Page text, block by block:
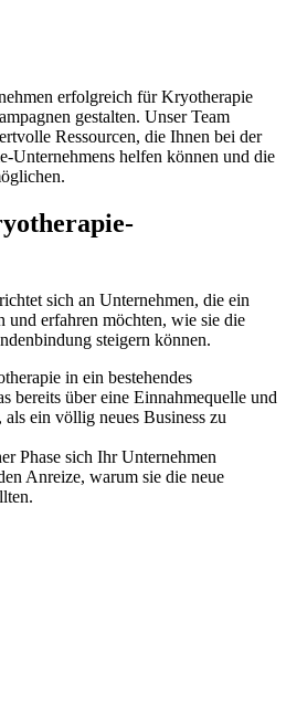
erfolgreich für Kryotherapie
gestalten. Unser Team
Ressourcen, die Ihnen bei der
Unternehmens helfen können und die
sich an Unternehmen, die ein
und erfahren möchten, wie sie die
steigern können.
in ein bestehendes
bereits über eine Einnahmequelle und
ein völlig neues Business zu
Phase sich Ihr Unternehmen
Anreize, warum sie die neue